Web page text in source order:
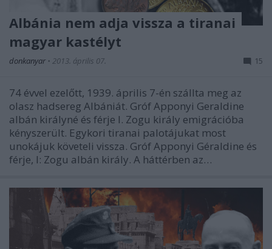
Albánia nem adja vissza a tiranai
magyar kastélyt
donkanyar • 2013. április 07. 15
74 évvel ezelőtt, 1939. április 7-én szállta meg az
olasz hadsereg Albániát. Gróf Apponyi Geraldine
albán királyné és férje I. Zogu király emigrációba
kényszerült. Egykori tiranai palotájukat most
unokájuk követeli vissza. Gróf Apponyi Géraldine és
férje, I: Zogu albán király. A háttérben az…